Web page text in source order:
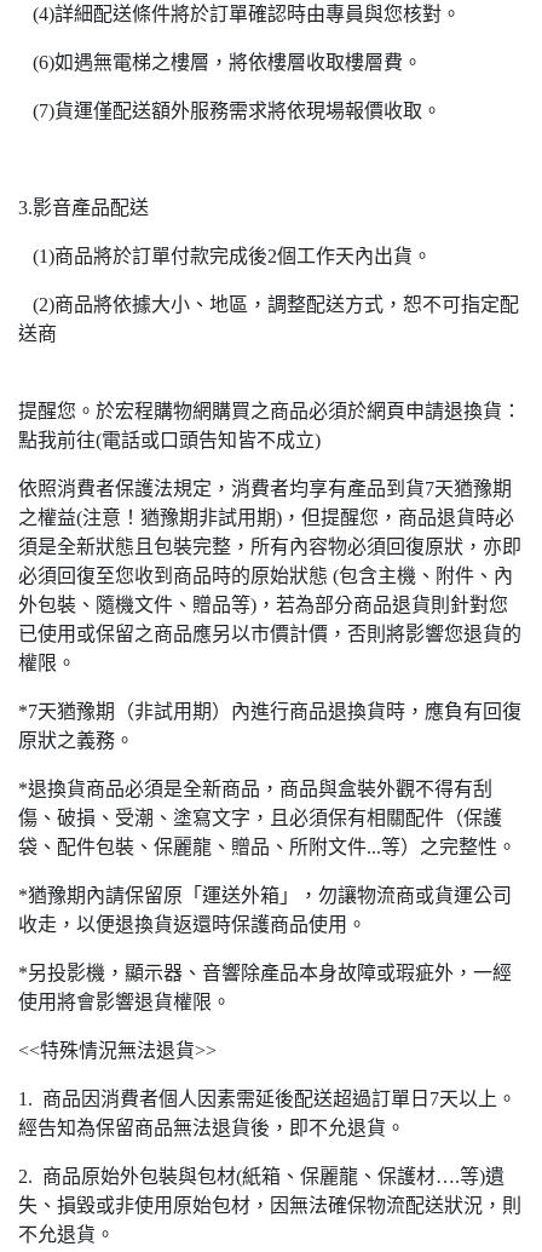
(4)詳細配送條件將於訂單確認時由專員與您核對。
(6)如遇無電梯之樓層，將依樓層收取樓層費。
(7)貨運僅配送額外服務需求將依現場報價收取。
3.影音產品配送
(1)商品將於訂單付款完成後2個工作天內出貨。
(2)商品將依據大小、地區，調整配送方式，恕不可指定配
送商
提醒您。於宏程購物網購買之商品必須於網頁申請退換貨：
點我前往(電話或口頭告知皆不成立)
依照消費者保護法規定，消費者均享有產品到貨7天猶豫期
之權益(注意！猶豫期非試用期)，但提醒您，商品退貨時必
須是全新狀態且包裝完整，所有內容物必須回復原狀，亦即
必須回復至您收到商品時的原始狀態 (包含主機、附件、內
外包裝、隨機文件、贈品等)，若為部分商品退貨則針對您
已使用或保留之商品應另以市價計價，否則將影響您退貨的
權限。
*7天猶豫期（非試用期）內進行商品退換貨時，應負有回復
原狀之義務。
*退換貨商品必須是全新商品，商品與盒裝外觀不得有刮
傷、破損、受潮、塗寫文字，且必須保有相關配件（保護
袋、配件包裝、保麗龍、贈品、所附文件...等）之完整性。
*猶豫期內請保留原「運送外箱」，勿讓物流商或貨運公司
收走，以便退換貨返還時保護商品使用。
*另投影機，顯示器、音響除產品本身故障或瑕疵外，一經
使用將會影響退貨權限。
<<特殊情況無法退貨>>
1. 商品因消費者個人因素需延後配送超過訂單日7天以上。
經告知為保留商品無法退貨後，即不允退貨。
2. 商品原始外包裝與包材(紙箱、保麗龍、保護材….等)遺
失、損毀或非使用原始包材，因無法確保物流配送狀況，則
不允退貨。